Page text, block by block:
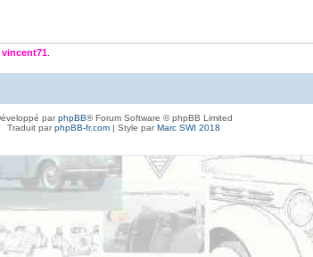
vincent71
parphpBB® Forum Software © phpBB Limited
Traduit parphpBB-fr.com| Style parMarc SWI 2018